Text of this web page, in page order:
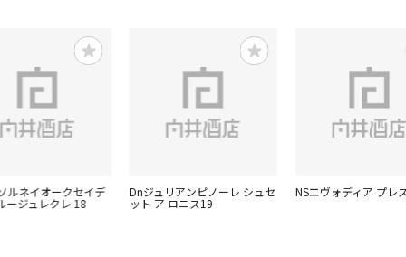
ルネイオークセイデ
ージュレクレ 18
Dnジュリアンピノーレ シュセ
ット ア ロニス19
NSエヴォディア プレ